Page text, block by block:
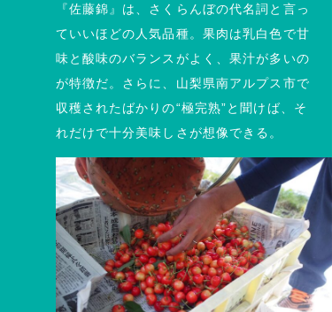
『佐藤錦』は、さくらんぼの代名詞と言っ
ていいほどの人気品種。果肉は乳白色で甘
味と酸味のバランスがよく、果汁が多いの
が特徴だ。さらに、山梨県南アルプス市で
収穫されたばかりの“極完熟”と聞けば、そ
れだけで十分美味しさが想像できる。